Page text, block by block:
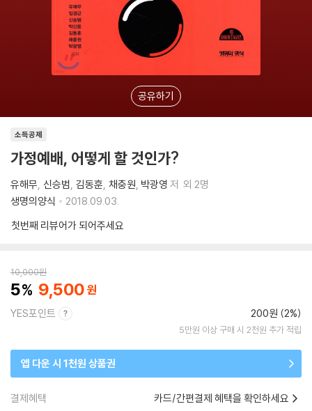
공유하기
소득공제
가정예배, 어떻게 할 것인가?
유해무 신승범 김동훈 채충원 박광영 저 외 2명
생명의양식
2018.09.03.
첫번째 리뷰어가 되어주세요
10,000원
5 9,500
YES포인트 200원 (2%)
5만원 이상 구매 시 2천원 추가 적립
앱 다운 시 1천원 상품권
결제혜택 카드/간편결제 혜택을 확인하세요